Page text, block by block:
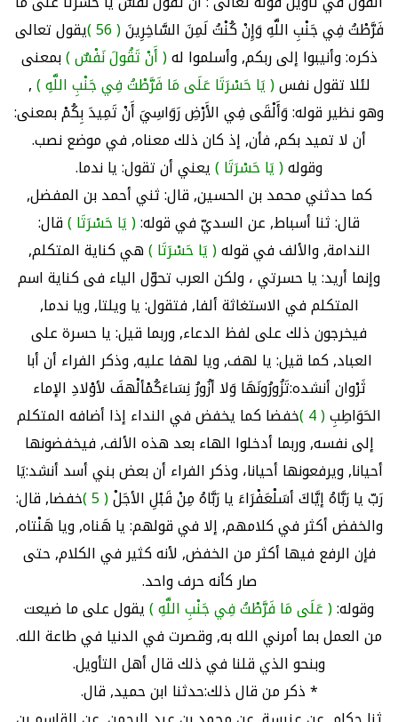
فَرَّطْتُ فِي جَنْبِ اللَّهِ وَإِنْ كُنْتُ لَمِنَ السَّاخِرِينَ( 56 )
يقول تعالى
ذكره: وأنيبوا إلى ربكم, وأسلموا له( أَنْ تَقُولَ نَفْسٌ )بمعنى
لئلا تقول نفس( يَا حَسْرَتَا عَلَى مَا فَرَّطْتُ فِي جَنْبِ اللَّهِ ),
وهو نظير قوله: وَأَلْقَى فِي الأَرْضِ رَوَاسِيَ أَنْ تَمِيدَ بِكُمْ بمعنى:
أن لا تميد بكم, فأن, إذ كان ذلك معناه, في موضع نصب.
وقوله( يَا حَسْرَتَا )يعني أن تقول: يا ندما.
كما حدثني محمد بن الحسين, قال: ثني أحمد بن المفضل,
قال: ثنا أسباط, عن السديّ في قوله:( يَا حَسْرَتَا )قال:
الندامة, والألف في قوله( يَا حَسْرَتَا )هي كناية المتكلم,
وإنما أريد: يا حسرتي ، ولكن العرب تحوّل الياء فى كناية اسم
المتكلم في الاستغاثة ألفا, فتقول: يا ويلتا, ويا ندما,
فيخرجون ذلك على لفظ الدعاء, وربما قيل: يا حسرة على
العباد, كما قيل: يا لهف, ويا لهفا عليه, وذكر الفراء أن أبا
ثَرْوان أنشده:تَزُورُونَهَا وَلا أزُورُ نِسَاءَكُمْألْهفَ لأوْلادِ الإماء
الحَوَاطِبِ( 4 )
خفضا كما يخفض في النداء إذا أضافه المتكلم
إلى نفسه, وربما أدخلوا الهاء بعد هذه الألف, فيخفضونها
أحيانا, ويرفعونها أحيانا، وذكر الفراء أن بعض بني أسد أنشد:يَا
رَبّ يا رَبَّاهُ إيَّاكَ أسَلْعَفْرَاءَ يا رَبَّاهُ مِنْ قَبْلِ الأجَلْ( 5 )
خفضا, قال:
والخفض أكثر في كلامهم, إلا في قولهم: يا هَناه, ويا هَنْتاه,
فإن الرفع فيها أكثر من الخفض, لأنه كثير في الكلام, حتى
صار كأنه حرف واحد.
وقوله:( عَلَى مَا فَرَّطْتُ فِي جَنْبِ اللَّهِ )يقول على ما ضيعت
من العمل بما أمرني الله به, وقصرت في الدنيا في طاعة الله.
وبنحو الذي قلنا في ذلك قال أهل التأويل.
* ذكر من قال ذلك:حدثنا ابن حميد, قال.